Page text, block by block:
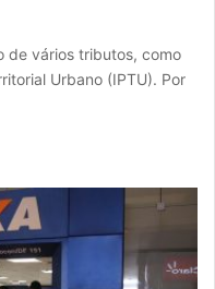
de vários tributos, como
Urbano (IPTU). Por